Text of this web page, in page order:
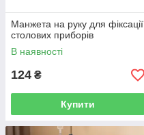
Манжета на руку для фіксації
столових приборів
В наявності
124 ₴
Купити